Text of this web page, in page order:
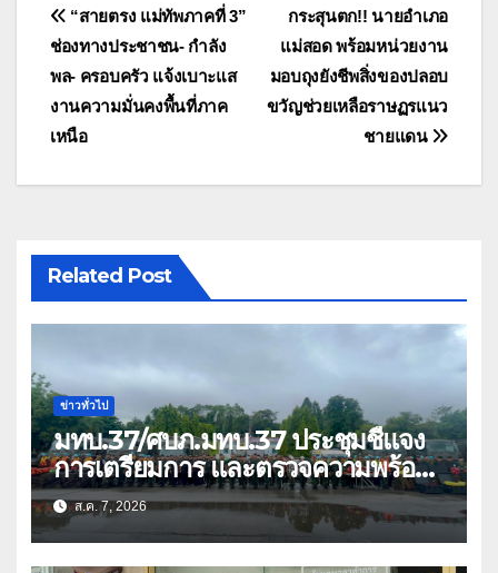
แนะแนว
เรื่อง
กระสุนตก!! นายอำเภอ
แม่สอด พร้อมหน่วยงาน
มอบถุงยังชีพสิ่งของปลอบ
ขวัญช่วยเหลือราษฏรแนว
ชายแดน
“สายตรง แม่ทัพภาคที่ 3”
ช่องทางประชาชน- กำลัง
พล- ครอบครัว แจ้งเบาะแส
งานความมั่นคงพื้นที่ภาค
เหนือ
Related Post
ข่าวทั่วไป
มทบ.37/ศบภ.มทบ.37 ประชุมชี้แจง
การเตรียมการ และตรวจความพร้อม
ด้านการบรรเทาสาธารณภัย
ส.ค. 7, 2026